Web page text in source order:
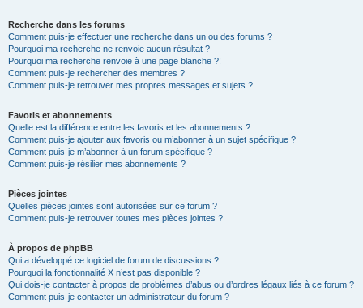
Recherche dans les forums
Comment puis-je effectuer une recherche dans un ou des forums ?
Pourquoi ma recherche ne renvoie aucun résultat ?
Pourquoi ma recherche renvoie à une page blanche ?!
Comment puis-je rechercher des membres ?
Comment puis-je retrouver mes propres messages et sujets ?
Favoris et abonnements
Quelle est la différence entre les favoris et les abonnements ?
Comment puis-je ajouter aux favoris ou m’abonner à un sujet spécifique ?
Comment puis-je m’abonner à un forum spécifique ?
Comment puis-je résilier mes abonnements ?
Pièces jointes
Quelles pièces jointes sont autorisées sur ce forum ?
Comment puis-je retrouver toutes mes pièces jointes ?
À propos de phpBB
Qui a développé ce logiciel de forum de discussions ?
Pourquoi la fonctionnalité X n’est pas disponible ?
Qui dois-je contacter à propos de problèmes d’abus ou d’ordres légaux liés à ce forum ?
Comment puis-je contacter un administrateur du forum ?